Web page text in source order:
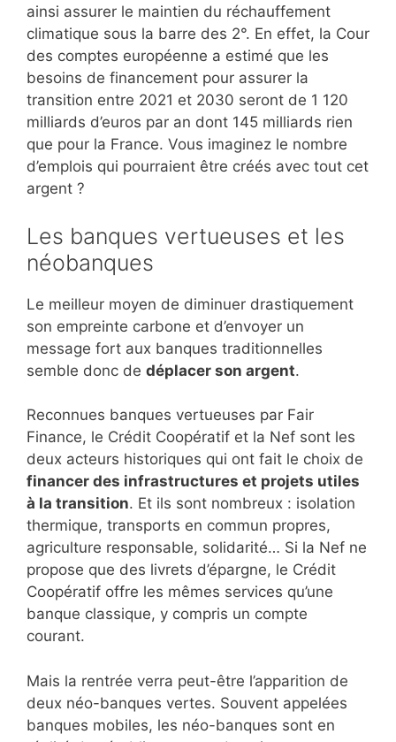
ainsi assurer le maintien du réchauffement
climatique sous la barre des 2°. En effet, la Cour
des comptes européenne a estimé que les
besoins de financement pour assurer la
transition entre 2021 et 2030 seront de 1 120
milliards d’euros par an dont 145 milliards rien
que pour la France. Vous imaginez le nombre
d’emplois qui pourraient être créés avec tout cet
argent ?
Les banques vertueuses et les
néobanques
Le meilleur moyen de diminuer drastiquement
son empreinte carbone et d’envoyer un
message fort aux banques traditionnelles
semble donc de déplacer son argent.
Reconnues banques vertueuses par Fair
Finance, le Crédit Coopératif et la Nef sont les
deux acteurs historiques qui ont fait le choix de
financer des infrastructures et projets utiles
à la transition. Et ils sont nombreux : isolation
thermique, transports en commun propres,
agriculture responsable, solidarité… Si la Nef ne
propose que des livrets d’épargne, le Crédit
Coopératif offre les mêmes services qu’une
banque classique, y compris un compte
courant.
Mais la rentrée verra peut-être l’apparition de
deux néo-banques vertes. Souvent appelées
banques mobiles, les néo-banques sont en